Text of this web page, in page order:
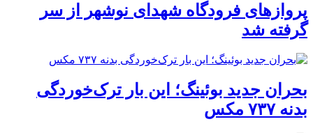
پروازهای فرودگاه شهدای نوشهر از سر
گرفته شد
بحران جدید بوئینگ؛ این بار ترک‌خوردگی
بدنه ۷۳۷ مکس